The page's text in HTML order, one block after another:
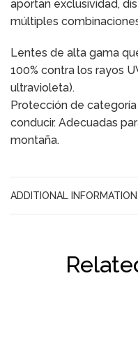
aportan exclusividad,
múltiples
Lentes de alta gama
100% contra los rayos
ultravioleta).
Protección de
conducir. Adecuadas
montaña.
ADDITIONAL INFORMATION